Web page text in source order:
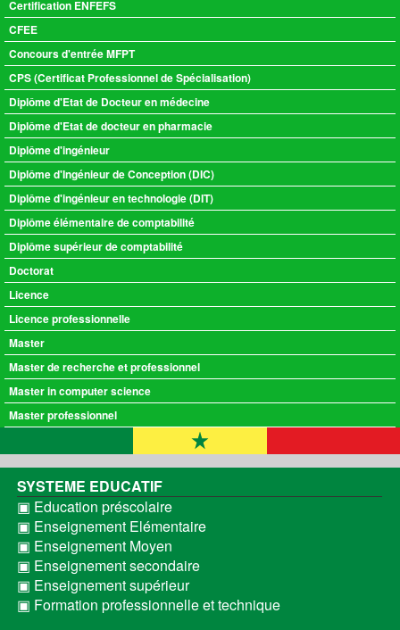
Certification ENFEFS
CFEE
Concours d'entrée MFPT
CPS (Certificat Professionnel de Spécialisation)
Diplôme d'Etat de Docteur en médecine
Diplôme d'Etat de docteur en pharmacie
Diplôme d'ingénieur
Diplôme d'Ingénieur de Conception (DIC)
Diplôme d'ingénieur en technologie (DIT)
Diplôme élémentaire de comptabilité
Diplôme supérieur de comptabilité
Doctorat
Licence
Licence professionnelle
Master
Master de recherche et professionnel
Master in computer science
Master professionnel
SYSTEME EDUCATIF
▣ Education préscolaire
▣ Enseignement Elémentaire
▣ Enseignement Moyen
▣ Enseignement secondaire
▣ Enseignement supérieur
▣ Formation professionnelle et technique